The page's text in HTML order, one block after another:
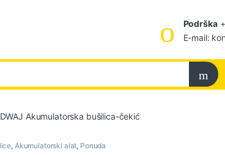
Podrška
E-mail:
Akumulatorska bušilica-čekić
, Akumulatorski alat, Ponuda